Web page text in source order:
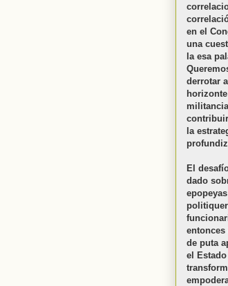
en el
una
la esa
derrotar
la
El
dado
de puta
el